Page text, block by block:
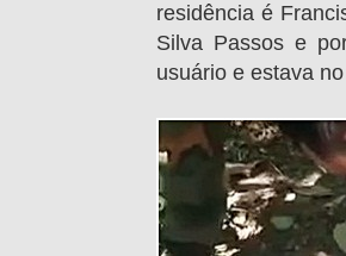
residência é
Silva Passos e
usuário e estava